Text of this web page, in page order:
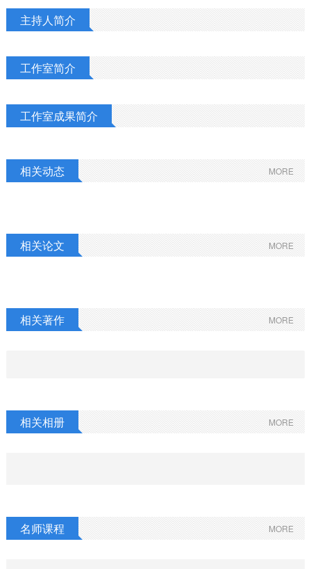
主持人简介
工作室简介
工作室成果简介
MORE
相关动态
MORE
相关论文
MORE
相关著作
MORE
相关相册
MORE
名师课程